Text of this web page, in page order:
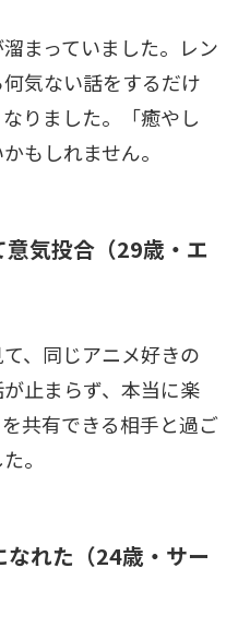
まっていました。レン
気ない話をするだけ
りました。「癒やし
もしれません。
気投合（29歳・エ
、同じアニメ好きの
止まらず、本当に楽
共有できる相手と過ご
。
れた（24歳・サー